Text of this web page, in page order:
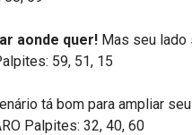
aonde quer! Mas seu lado
59, 51, 15
tá bom para ampliar
Palpites: 32, 40, 60